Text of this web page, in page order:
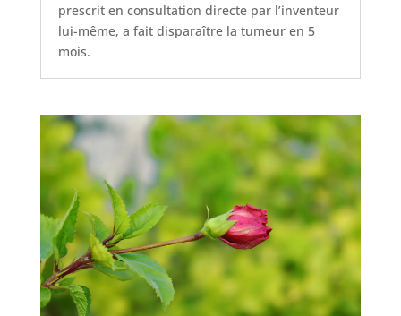
prescrit en consultation directe par l’inventeur
lui-même, a fait disparaître la tumeur en 5
mois.